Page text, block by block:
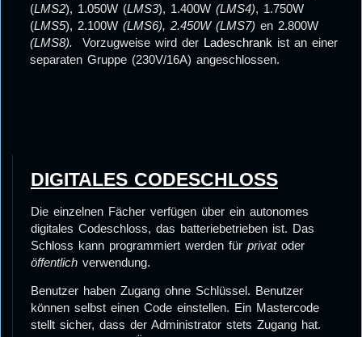
(LMS2), 1.050W (LMS3), 1.400W (LMS4), 1.750W
(LMS5), 2.100W (LMS6), 2.450W (LMS7) en 2.800W
(LMS8). Vorzugweise wird der Ladeschrank ist an einer
separaten Gruppe (230V/16A) angeschlossen.
DIGITALES CODESCHLOSS
Die einzelnen Fächer verfügen über ein autonomes
digitales Codeschloss, das batteriebetrieben ist. Das
Schloss kann programmiert werden für privatoder
öffentlich verwendung.
Benutzer haben Zugang ohne Schlüssel. Benutzer
können selbst einen Code einstellen. Ein Mastercode
stellt sicher, dass der Administrator stets Zugang hat.